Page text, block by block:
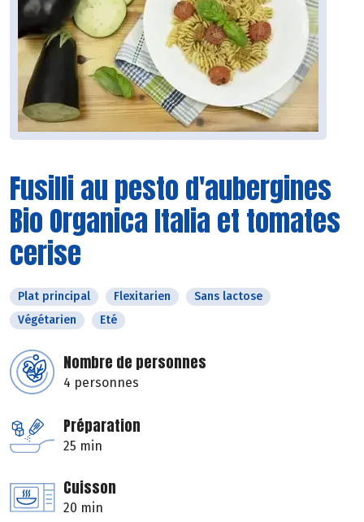
Fusilli au pesto d'aubergines
Bio Organica Italia et tomates
cerise
Plat principal Flexitarien
Sans lactose
Végétarien
Eté
Nombre de personnes
4 personnes
Préparation
25 min
Cuisson
20 min